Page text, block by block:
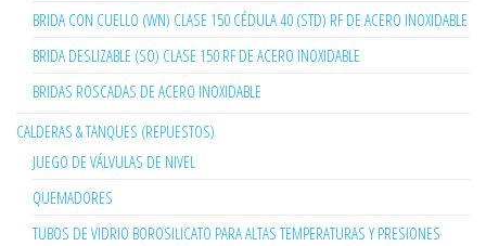
BRIDA CON CUELLO (WN) CLASE 150 CÉDULA 40 (STD) RF DE ACERO INOXIDABLE
BRIDA DESLIZABLE (SO) CLASE 150 RF DE ACERO INOXIDABLE
BRIDAS ROSCADAS DE ACERO INOXIDABLE
CALDERAS & TANQUES (REPUESTOS)
JUEGO DE VÁLVULAS DE NIVEL
QUEMADORES
TUBOS DE VIDRIO BOROSILICATO PARA ALTAS TEMPERATURAS Y PRESIONES